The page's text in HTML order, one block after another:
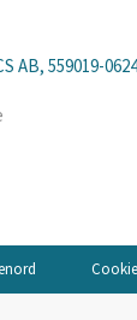
AB, 559019-0624